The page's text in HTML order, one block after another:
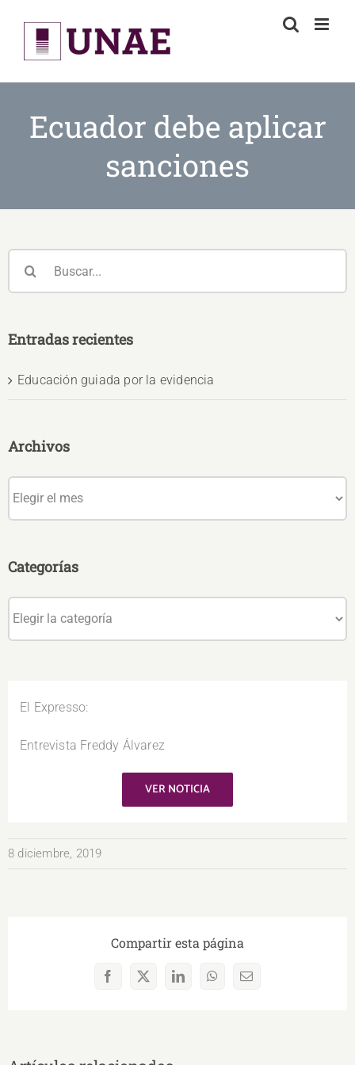
content
Ecuador debe aplicar
sanciones
El Expresso:
Entrevista Freddy Álvarez
VER NOTICIA
8 diciembre, 2019
Compartir esta página
Facebook
X LinkedInWhatsAppCorreo
Entradas recientes
Educación guiada por la evidencia
Archivos
Categorías